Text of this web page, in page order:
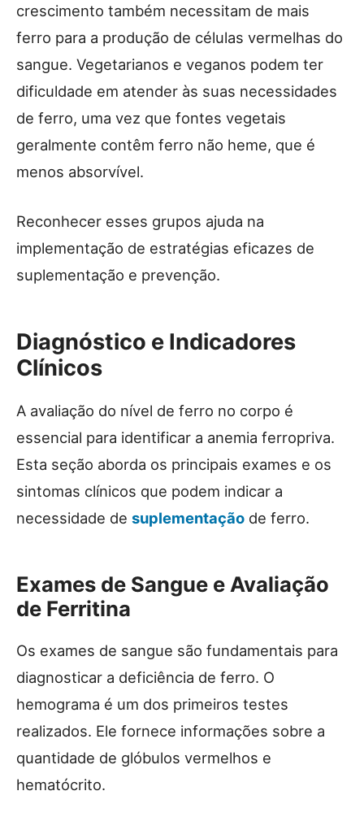
crescimento também necessitam de mais
ferro para a produção de células vermelhas do
sangue. Vegetarianos e veganos podem ter
dificuldade em atender às suas necessidades
de ferro, uma vez que fontes vegetais
geralmente contêm ferro não heme, que é
menos absorvível.
Reconhecer esses grupos ajuda na
implementação de estratégias eficazes de
suplementação e prevenção.
Diagnóstico e Indicadores
Clínicos
A avaliação do nível de ferro no corpo é
essencial para identificar a anemia ferropriva.
Esta seção aborda os principais exames e os
sintomas clínicos que podem indicar a
necessidade de suplementação de ferro.
Exames de Sangue e Avaliação
de Ferritina
Os exames de sangue são fundamentais para
diagnosticar a deficiência de ferro. O
hemograma é um dos primeiros testes
realizados. Ele fornece informações sobre a
quantidade de glóbulos vermelhos e
hematócrito.